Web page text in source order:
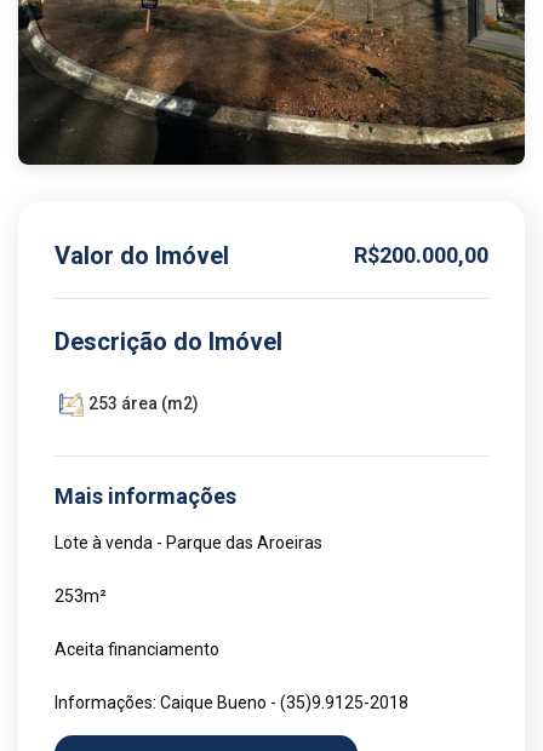
Valor do Imóvel R$200.000,00
Descrição do Imóvel
253 área (m2)
Mais informações
Lote à venda - Parque das Aroeiras
253m²
Aceita financiamento
Informações: Caique Bueno - (35)9.9125-2018